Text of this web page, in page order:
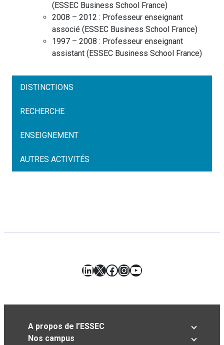
( ESSEC Business School France)
2008 – 2012 : Professeur enseignant
associé ( ESSEC Business School France)
1997 – 2008 : Professeur enseignant
assistant ( ESSEC Business School France)
DISTINCTIONS
RECHERCHE
ENSEIGNEMENT
AUTRES ACTIVITÉS
LinkedIn
X Facebook
Instagram
YouTube
A propos de l’ESSEC
Nos campus